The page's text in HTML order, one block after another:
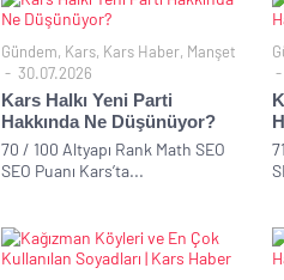
Gündem, Kars, Kars Haber, Manşet
30.07.2026
Kars Halkı Yeni Parti
Hakkında Ne Düşünüyor?
70 / 100 Altyapı Rank Math SEO
SEO Puanı Kars’ta...